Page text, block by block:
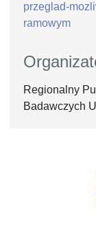
przeglad-
ramowym
Regionalny
Badawczych